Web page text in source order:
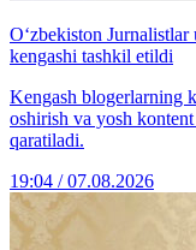
O‘zbekiston
kengashi tashkil etildi
Kengash blogerlarning
oshirish va yosh
qaratiladi.
19:04 / 07.08.2026